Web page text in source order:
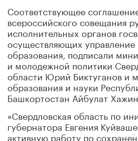
Соответствующее
всероссийского совещания
исполнительных органов
осуществляющих управление
образования, подписали
и молодежной политики
области Юрий Биктуганов и
образования и науки
Башкортостан Айбулат Хажин.
«Свердловская область по
губернатора Евгения
активную работу по